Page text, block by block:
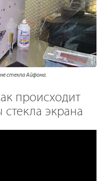
стекла Айфона.
происходит
экрана